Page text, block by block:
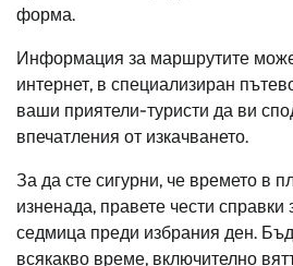
форма.
Информация за маршрутите
интернет, в специализиран
ваши приятели-туристи да ви
впечатления от изкачването.
За да сте сигурни, че времето в
изненада, правете чести справки
седмица преди избрания ден.
всякакво време, включително